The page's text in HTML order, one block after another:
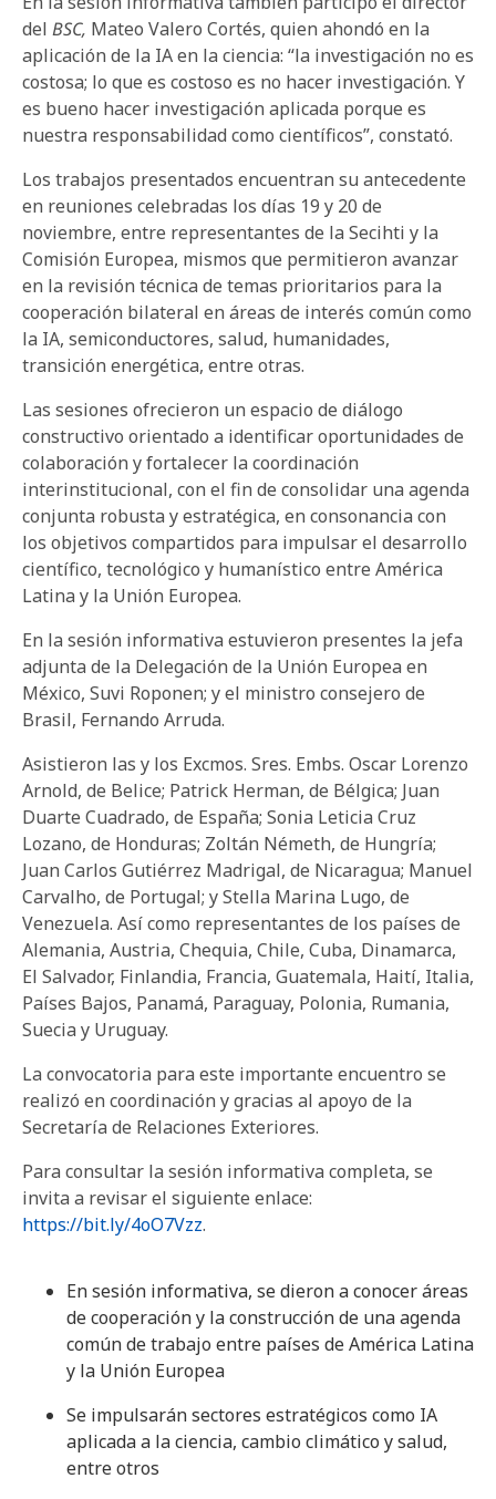
del BSC, Mateo Valero Cortés, quien ahondó en la
aplicación de la IA en la ciencia: “la investigación no es
costosa; lo que es costoso es no hacer investigación. Y
es bueno hacer investigación aplicada porque es
nuestra responsabilidad como científicos”, constató.
Los trabajos presentados encuentran su antecedente
en reuniones celebradas los días 19 y 20 de
noviembre, entre representantes de la Secihti y la
Comisión Europea, mismos que permitieron avanzar
en la revisión técnica de temas prioritarios para la
cooperación bilateral en áreas de interés común como
la IA, semiconductores, salud, humanidades,
transición energética, entre otras.
Las sesiones ofrecieron un espacio de diálogo
constructivo orientado a identificar oportunidades de
colaboración y fortalecer la coordinación
interinstitucional, con el fin de consolidar una agenda
conjunta robusta y estratégica, en consonancia con
los objetivos compartidos para impulsar el desarrollo
científico, tecnológico y humanístico entre América
Latina y la Unión Europea.
En la sesión informativa estuvieron presentes la jefa
adjunta de la Delegación de la Unión Europea en
México, Suvi Roponen; y el ministro consejero de
Brasil, Fernando Arruda.
Asistieron las y los Excmos. Sres. Embs. Oscar Lorenzo
Arnold, de Belice; Patrick Herman, de Bélgica; Juan
Duarte Cuadrado, de España; Sonia Leticia Cruz
Lozano, de Honduras; Zoltán Németh, de Hungría;
Juan Carlos Gutiérrez Madrigal, de Nicaragua; Manuel
Carvalho, de Portugal; y Stella Marina Lugo, de
Venezuela. Así como representantes de los países de
Alemania, Austria, Chequia, Chile, Cuba, Dinamarca,
El Salvador, Finlandia, Francia, Guatemala, Haití, Italia,
Países Bajos, Panamá, Paraguay, Polonia, Rumania,
Suecia y Uruguay.
La convocatoria para este importante encuentro se
realizó en coordinación y gracias al apoyo de la
Secretaría de Relaciones Exteriores.
Para consultar la sesión informativa completa, se
invita a revisar el siguiente enlace:
https://bit.ly/4oO7Vzz.
En sesión informativa, se dieron a conocer áreas
de cooperación y la construcción de una agenda
común de trabajo entre países de América Latina
y la Unión Europea
Se impulsarán sectores estratégicos como IA
aplicada a la ciencia, cambio climático y salud,
entre otros